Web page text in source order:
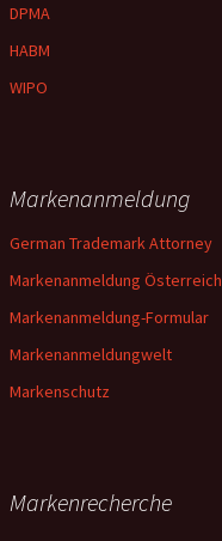
DPMA
HABM
WIPO
Markenanmeldung
German Trademark Attorney
Markenanmeldung Österreich
Markenanmeldung-Formular
Markenanmeldungwelt
Markenschutz
Markenrecherche